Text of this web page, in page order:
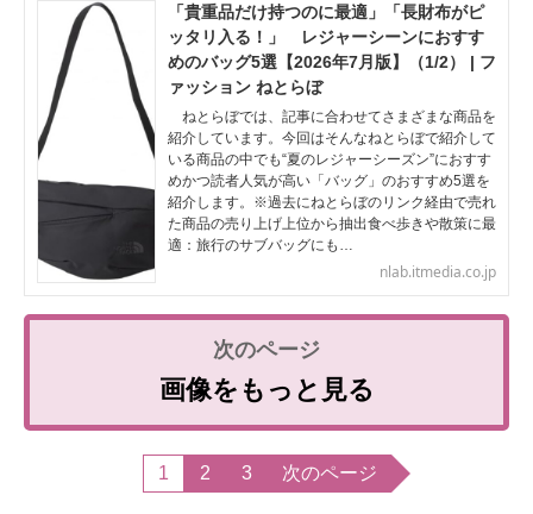
「貴重品だけ持つのに最適」「長財布がピ
ッタリ入る！」 レジャーシーンにおすす
めのバッグ5選【2026年7月版】（1/2） | フ
ァッション ねとらぼ
ねとらぼでは、記事に合わせてさまざまな商品を
紹介しています。今回はそんなねとらぼで紹介して
いる商品の中でも“夏のレジャーシーズン”におすす
めかつ読者人気が高い「バッグ」のおすすめ5選を
紹介します。※過去にねとらぼのリンク経由で売れ
た商品の売り上げ上位から抽出食べ歩きや散策に最
適：旅行のサブバッグにも…
nlab.itmedia.co.jp
画像をもっと見る
1 2 3 次のページ